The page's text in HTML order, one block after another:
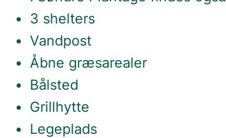
3 shelters
Vandpost
Åbne græsarealer
Bålsted
Grillhytte
Legeplads